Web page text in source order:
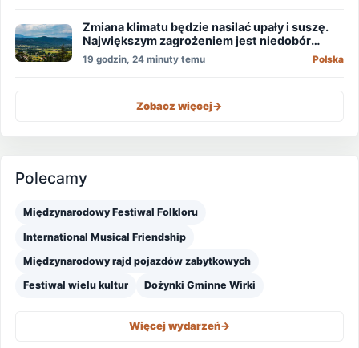
Zmiana klimatu będzie nasilać upały i suszę.
Największym zagrożeniem jest niedobór
wody
19 godzin, 24 minuty temu Polska
Zobacz więcej->
Polecamy
Międzynarodowy Festiwal Folkloru
International Musical Friendship
Międzynarodowy rajd pojazdów zabytkowych
Festiwal wielu kultur Dożynki Gminne Wirki
Więcej wydarzeń->